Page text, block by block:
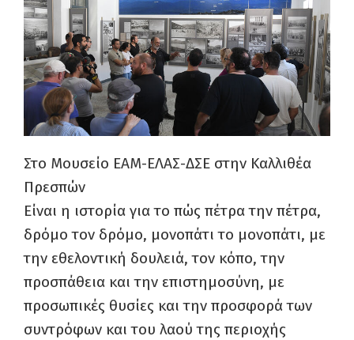
Στο Μουσείο ΕΑΜ-ΕΛΑΣ-ΔΣΕ στην Καλλιθέα
Πρεσπών
Είναι η ιστορία για το πώς πέτρα την πέτρα,
δρόμο τον δρόμο, μονοπάτι το μονοπάτι, με
την εθελοντική δουλειά, τον κόπο, την
προσπάθεια και την επιστημοσύνη, με
προσωπικές θυσίες και την προσφορά των
συντρόφων και του λαού της περιοχής